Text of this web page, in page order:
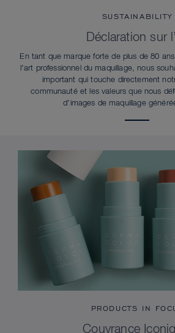
SUSTAINABILITY
Déclaration sur
En tant que marque forte de plus de 80
l’art professionnel du maquillage, nous
important qui touche directement
communauté et les valeurs que nous
d’images de maquillage
PRODUCTS IN
Couvrance